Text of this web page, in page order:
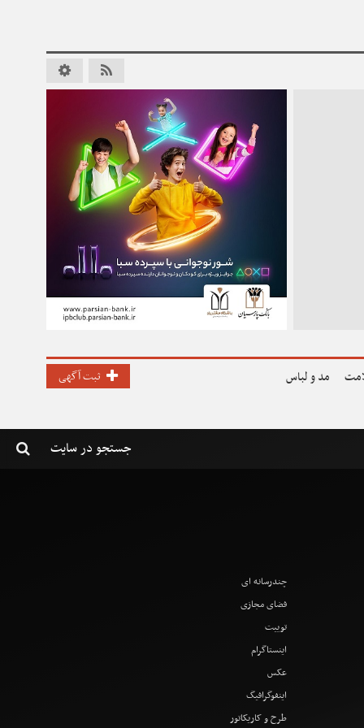
ثبت آگهی مد و لباس
چندرسانه ای
فضای مجازی
توییت
اینستاگرام
عکس
اینفوگرافیگ
طرح و کاریکاتور